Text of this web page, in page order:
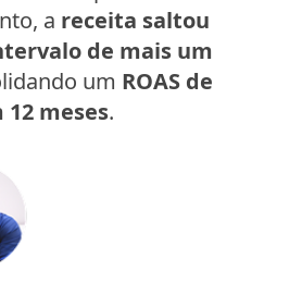
a receita saltou
de mais um
um ROAS de
12 meses.